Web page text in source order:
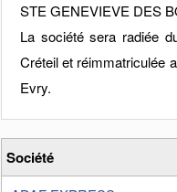
STE GENEVIEVE DES
La société sera radiée
Créteil et réimmatriculée
Evry.
Société